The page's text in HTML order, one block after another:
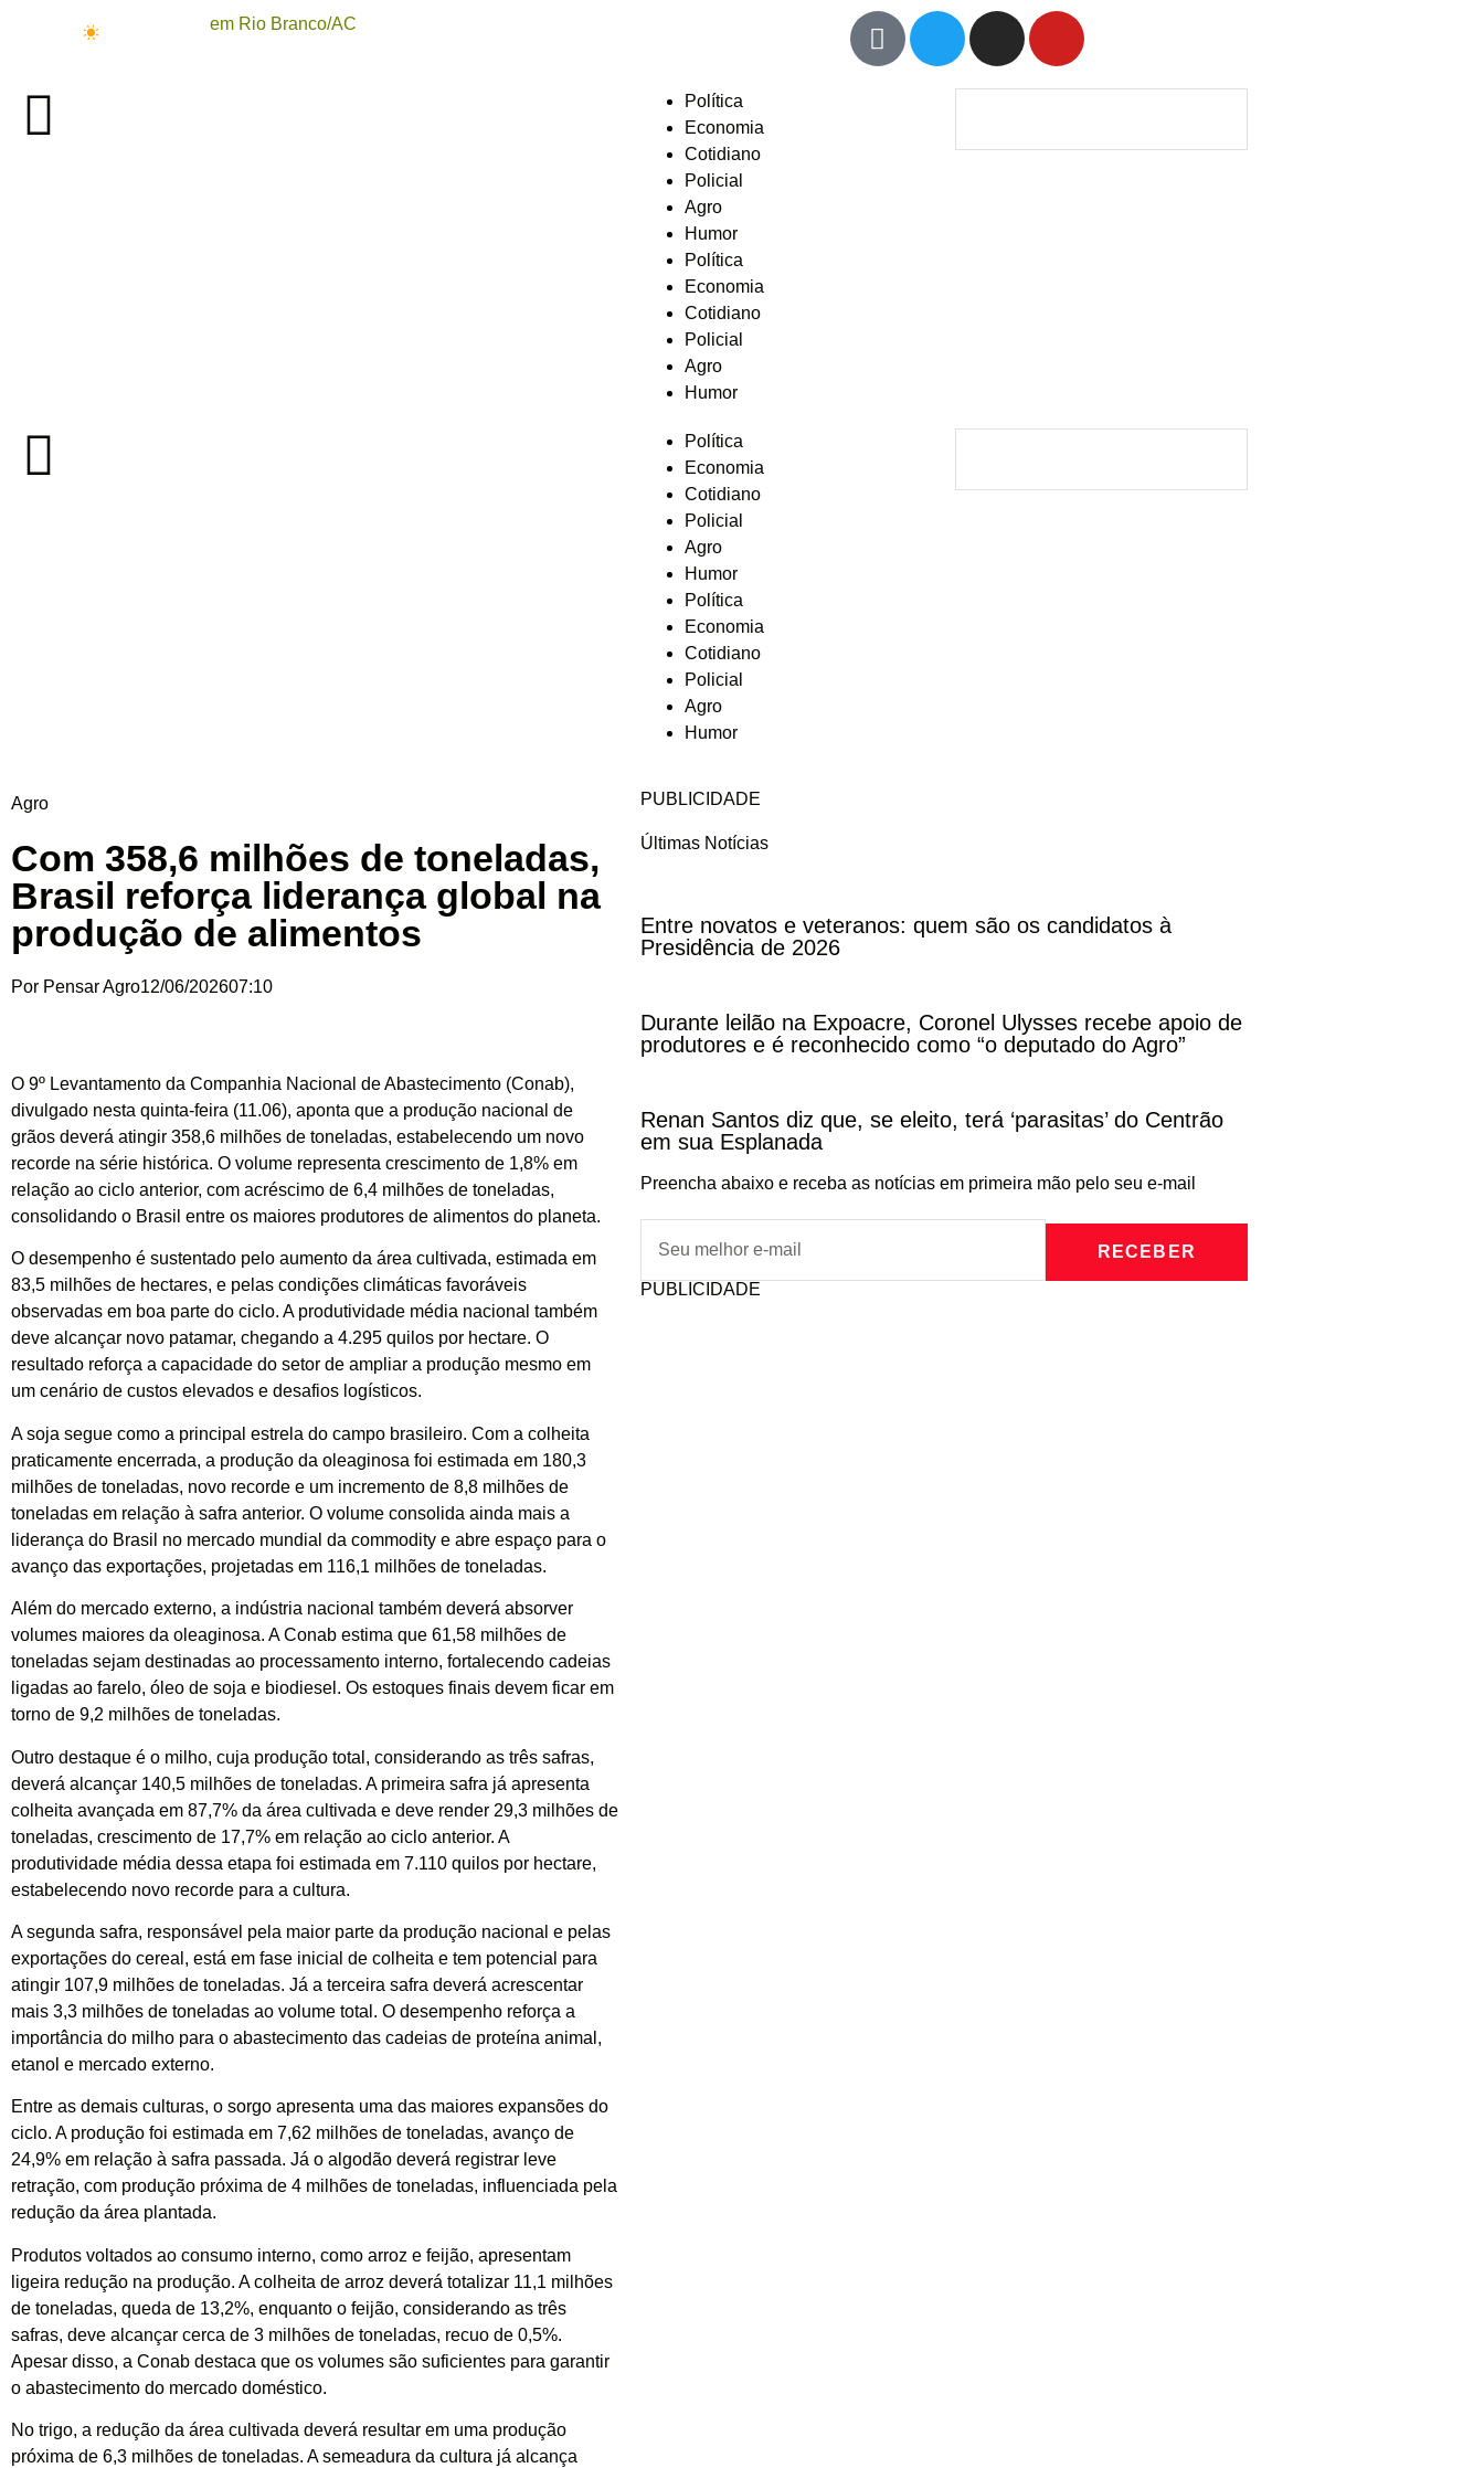
em Rio Branco/AC
Política
Economia
Cotidiano
Policial
Agro
Humor
Política
Economia
Cotidiano
Policial
Agro
Humor
Política
Economia
Cotidiano
Policial
Agro
Humor
Política
Economia
Cotidiano
Policial
Agro
Humor
Agro
Com 358,6 milhões de toneladas,
Brasil reforça liderança global na
produção de alimentos
Por Pensar Agro12/06/202607:10
O 9º Levantamento da Companhia Nacional de Abastecimento (Conab),
divulgado nesta quinta-feira (11.06), aponta que a produção nacional de
grãos deverá atingir 358,6 milhões de toneladas, estabelecendo um novo
recorde na série histórica. O volume representa crescimento de 1,8% em
relação ao ciclo anterior, com acréscimo de 6,4 milhões de toneladas,
consolidando o Brasil entre os maiores produtores de alimentos do planeta.
O desempenho é sustentado pelo aumento da área cultivada, estimada em
83,5 milhões de hectares, e pelas condições climáticas favoráveis
observadas em boa parte do ciclo. A produtividade média nacional também
deve alcançar novo patamar, chegando a 4.295 quilos por hectare. O
resultado reforça a capacidade do setor de ampliar a produção mesmo em
um cenário de custos elevados e desafios logísticos.
A soja segue como a principal estrela do campo brasileiro. Com a colheita
praticamente encerrada, a produção da oleaginosa foi estimada em 180,3
milhões de toneladas, novo recorde e um incremento de 8,8 milhões de
toneladas em relação à safra anterior. O volume consolida ainda mais a
liderança do Brasil no mercado mundial da commodity e abre espaço para o
avanço das exportações, projetadas em 116,1 milhões de toneladas.
Além do mercado externo, a indústria nacional também deverá absorver
volumes maiores da oleaginosa. A Conab estima que 61,58 milhões de
toneladas sejam destinadas ao processamento interno, fortalecendo cadeias
ligadas ao farelo, óleo de soja e biodiesel. Os estoques finais devem ficar em
torno de 9,2 milhões de toneladas.
Outro destaque é o milho, cuja produção total, considerando as três safras,
deverá alcançar 140,5 milhões de toneladas. A primeira safra já apresenta
colheita avançada em 87,7% da área cultivada e deve render 29,3 milhões de
toneladas, crescimento de 17,7% em relação ao ciclo anterior. A
produtividade média dessa etapa foi estimada em 7.110 quilos por hectare,
estabelecendo novo recorde para a cultura.
A segunda safra, responsável pela maior parte da produção nacional e pelas
exportações do cereal, está em fase inicial de colheita e tem potencial para
atingir 107,9 milhões de toneladas. Já a terceira safra deverá acrescentar
mais 3,3 milhões de toneladas ao volume total. O desempenho reforça a
importância do milho para o abastecimento das cadeias de proteína animal,
etanol e mercado externo.
Entre as demais culturas, o sorgo apresenta uma das maiores expansões do
ciclo. A produção foi estimada em 7,62 milhões de toneladas, avanço de
24,9% em relação à safra passada. Já o algodão deverá registrar leve
retração, com produção próxima de 4 milhões de toneladas, influenciada pela
redução da área plantada.
Produtos voltados ao consumo interno, como arroz e feijão, apresentam
ligeira redução na produção. A colheita de arroz deverá totalizar 11,1 milhões
de toneladas, queda de 13,2%, enquanto o feijão, considerando as três
safras, deve alcançar cerca de 3 milhões de toneladas, recuo de 0,5%.
Apesar disso, a Conab destaca que os volumes são suficientes para garantir
o abastecimento do mercado doméstico.
No trigo, a redução da área cultivada deverá resultar em uma produção
próxima de 6,3 milhões de toneladas. A semeadura da cultura já alcança
PUBLICIDADE
Últimas Notícias
Entre novatos e veteranos: quem são os candidatos à
Presidência de 2026
Durante leilão na Expoacre, Coronel Ulysses recebe apoio de
produtores e é reconhecido como “o deputado do Agro”
Renan Santos diz que, se eleito, terá ‘parasitas’ do Centrão
em sua Esplanada
Preencha abaixo e receba as notícias em primeira mão pelo seu e-mail
RECEBER
PUBLICIDADE